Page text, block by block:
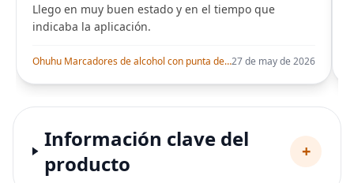
Llego en muy buen estado y en el tiempo que
indicaba la aplicación.
Ohuhu Marcadores de alcohol con punta de pincel – Juego de marcadores artísticos de doble punta con certificación AP para artistas adultos27 de may de 2026
Información clave del
producto
+